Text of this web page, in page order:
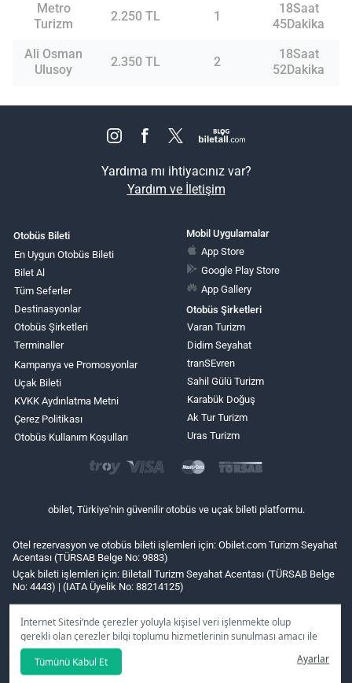
İnternet Sitesi’nde çerezler yoluyla kişisel veri işlenmekte olup
gerekli olan çerezler bilgi toplumu hizmetlerinin sunulması amacı ile
kullanılmaktadır. Tercihleriniz doğrultusunda size özel
kişiselleştirilmiş çerezleri ve özel kampanyaları
seçeneğine
tıklamanız halinde kullanımınıza sunamayacağız.
Tümünü Kabul Et Ayarlar
Metro
Turizm
2.250 TL 1
18Saat
45Dakika
Ali Osman
Ulusoy
2.350 TL 2
18Saat
52Dakika
Yardıma mı ihtiyacınız var?
Yardım ve İletişim
Otobüs Bileti
En Uygun Otobüs Bileti
Bilet Al
Tüm Seferler
Destinasyonlar
Otobüs Şirketleri
Terminaller
Kampanya ve Promosyonlar
Uçak Bileti
KVKK Aydınlatma Metni
Çerez Politikası
Otobüs Kullanım Koşulları
Mobil Uygulamalar
App Store
Google Play Store
App Gallery
Otobüs Şirketleri
Varan Turizm
Didim Seyahat
tranSEvren
Sahil Gülü Turizm
Karabük Doğuş
Ak Tur Turizm
Uras Turizm
obilet, Türkiye'nin güvenilir otobüs ve uçak bileti platformu.
Otel rezervasyon ve otobüs bileti işlemleri için: Obilet.com Turizm Seyahat
Acentası (TÜRSAB Belge No: 9883)
Uçak bileti işlemleri için: Biletall Turizm Seyahat Acentası (TÜRSAB Belge
No: 4443) | (IATA Üyelik No: 88214125)